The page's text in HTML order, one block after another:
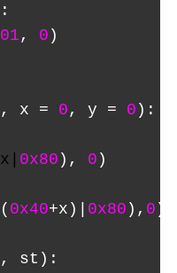
, 0 )
x = 0 , y = 0 ):
0x80 ), 0 )
0x40+x)| 0x80 ), 0 )
st):